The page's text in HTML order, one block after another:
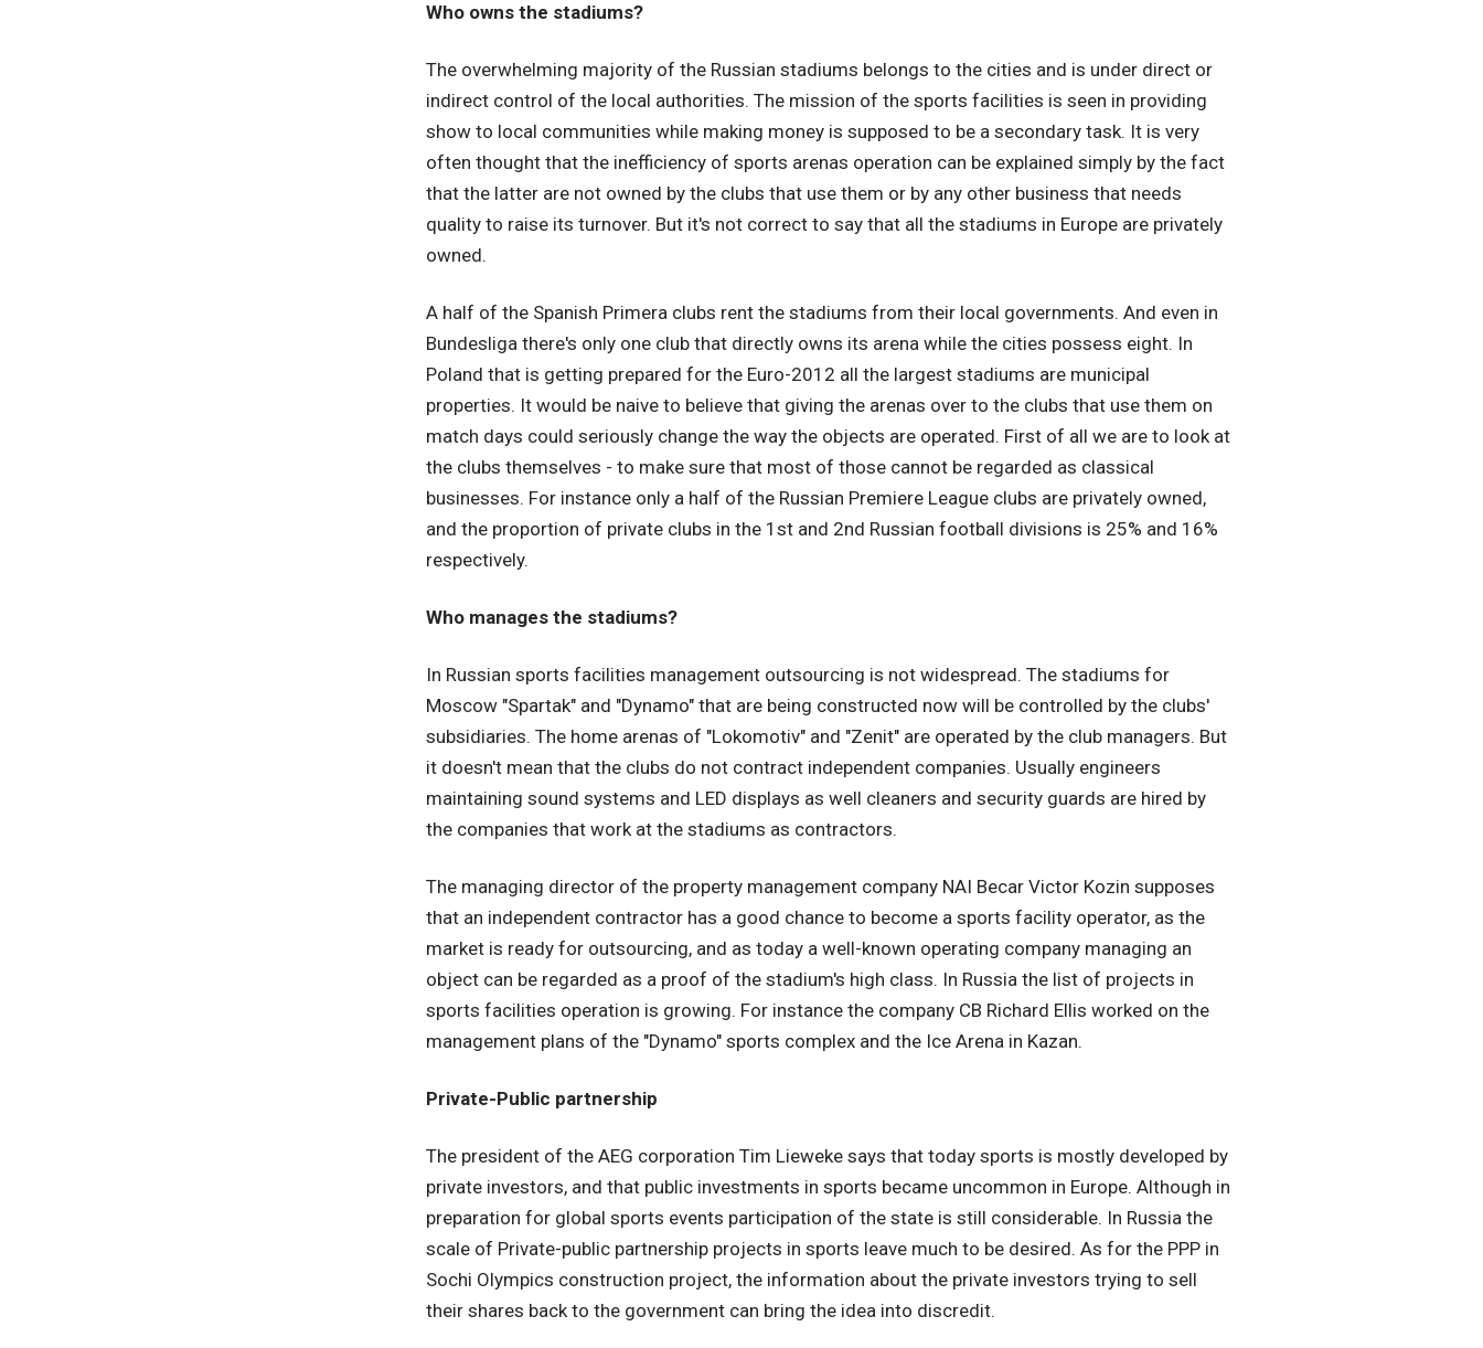
Who owns the stadiums?
The overwhelming majority of the Russian stadiums belongs to the cities and is under direct or
indirect control of the local authorities. The mission of the sports facilities is seen in providing
show to local communities while making money is supposed to be a secondary task. It is very
often thought that the inefficiency of sports arenas operation can be explained simply by the fact
that the latter are not owned by the clubs that use them or by any other business that needs
quality to raise its turnover. But it's not correct to say that all the stadiums in Europe are privately
owned.
A half of the Spanish Primera clubs rent the stadiums from their local governments. And even in
Bundesliga there's only one club that directly owns its arena while the cities possess eight. In
Poland that is getting prepared for the Euro-2012 all the largest stadiums are municipal
properties. It would be naive to believe that giving the arenas over to the clubs that use them on
match days could seriously change the way the objects are operated. First of all we are to look at
the clubs themselves - to make sure that most of those cannot be regarded as classical
businesses. For instance only a half of the Russian Premiere League clubs are privately owned,
and the proportion of private clubs in the 1st and 2nd Russian football divisions is 25% and 16%
respectively.
Who manages the stadiums?
In Russian sports facilities management outsourcing is not widespread. The stadiums for
Moscow "Spartak" and "Dynamo" that are being constructed now will be controlled by the clubs'
subsidiaries. The home arenas of "Lokomotiv" and "Zenit" are operated by the club managers. But
it doesn't mean that the clubs do not contract independent companies. Usually engineers
maintaining sound systems and LED displays as well cleaners and security guards are hired by
the companies that work at the stadiums as contractors.
The managing director of the property management company NAI Becar Victor Kozin supposes
that an independent contractor has a good chance to become a sports facility operator, as the
market is ready for outsourcing, and as today a well-known operating company managing an
object can be regarded as a proof of the stadium's high class. In Russia the list of projects in
sports facilities operation is growing. For instance the company CB Richard Ellis worked on the
management plans of the "Dynamo" sports complex and the Ice Arena in Kazan.
Private-Public partnership
The president of the AEG corporation Tim Lieweke says that today sports is mostly developed by
private investors, and that public investments in sports became uncommon in Europe. Although in
preparation for global sports events participation of the state is still considerable. In Russia the
scale of Private-public partnership projects in sports leave much to be desired. As for the PPP in
Sochi Olympics construction project, the information about the private investors trying to sell
their shares back to the government can bring the idea into discredit.